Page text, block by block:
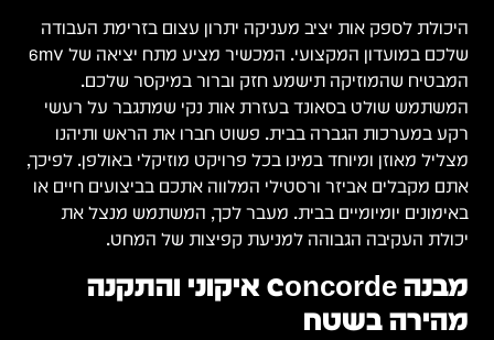
היכולת לספק אות יציב מעניקה יתרון עצום בזרימת העבודה
שלכם במועדון המקצועי. המכשיר מציע מתח יציאה של 6mV
המבטיח שהמוזיקה תישמע חזק וברור במיקסר שלכם.
המשתמש שולט בסאונד בעזרת אות נקי שמתגבר על רעשי
רקע במערכות הגברה בבית. פשוט חברו את הראש ותיהנו
מצליל מאוזן ומיוחד במינו בכל פרויקט מוזיקלי באולפן. לפיכך,
אתם מקבלים אביזר ורסטילי המלווה אתכם בביצועים חיים או
באימונים יומיומיים בבית. מעבר לכך, המשתמש מנצל את
יכולת העקיבה הגבוהה למניעת קפיצות של המחט.
מבנה Concorde איקוני והתקנה
מהירה בשטח